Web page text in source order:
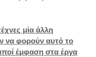
μία άλλη
να φορούν αυτό το
έμφαση στα έργα